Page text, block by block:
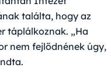
találta, hogy az
táplálkoznak. „Ha
nem fejlődnének úgy,